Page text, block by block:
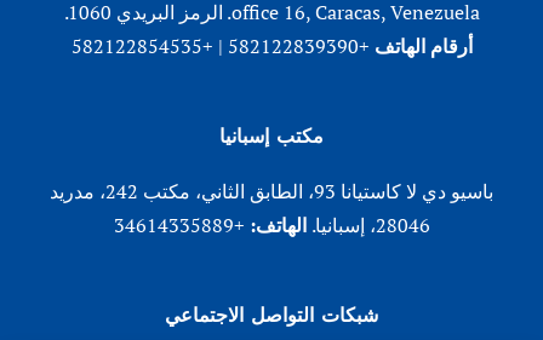
office 16, Caracas, Venezuela. الرمز البريدي 1060.
أرقام الهاتف +582122839390 | +582122854535
مكتب إسبانيا
باسيو دي لا كاستيانا 93، الطابق الثاني، مكتب 242، مدريد
28046، إسبانيا.
الهاتف: +34614335889
شبكات التواصل الاجتماعي